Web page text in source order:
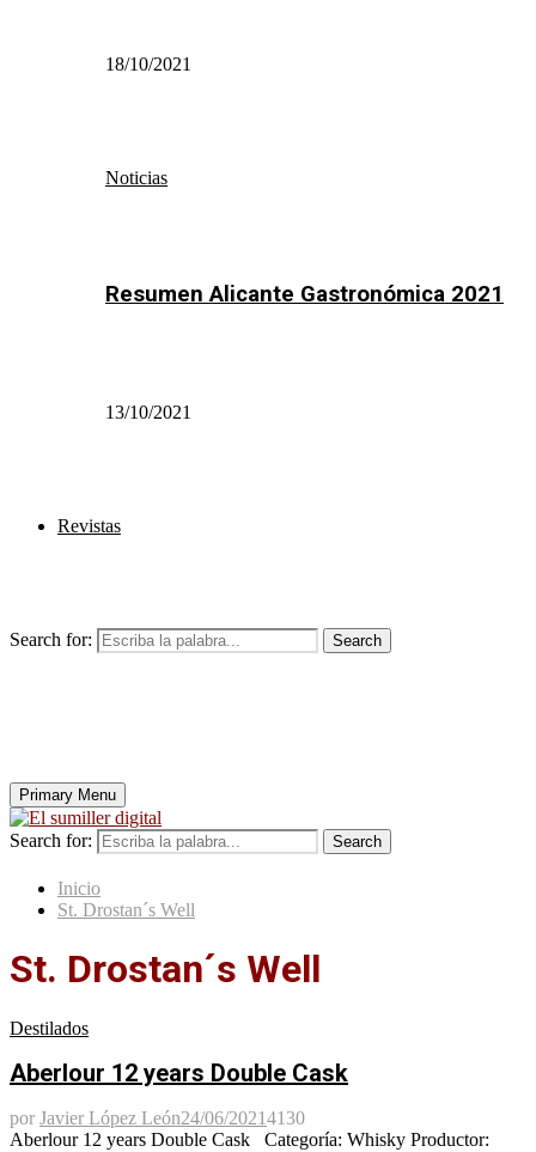
18/10/2021
Noticias
Resumen Alicante Gastronómica 2021
13/10/2021
Revistas
Search for: Search
Primary Menu
Search for: Search
Inicio
St. Drostan´s Well
St. Drostan´s Well
Destilados
Aberlour 12 years Double Cask
por Javier López León24/06/20214130
Aberlour 12 years Double Cask Categoría: Whisky Productor: